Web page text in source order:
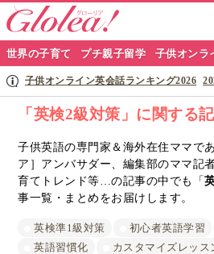
グ
ロ
リ
ア
ナ
世界の子育て プチ親子留学 子供オンラ
子供オンライン英会話ランキング2026
「英検2級対策」に関する
子供英語の専門家＆海外在住ママで
ア］アンバサダー、編集部のママ記
育てトレンド等…の記事の中でも「
事一覧・まとめをお届けします。
英検準1級対策 初心者英語学習
英語習慣化
カスタマイズレッス